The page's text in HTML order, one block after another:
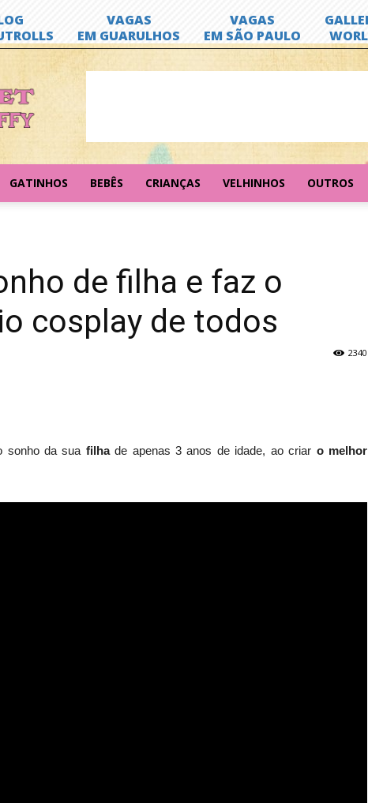
GATINHOS BEBÊS CRIANÇAS VELHINHOS OUTROS
de filha e faz o
cosplay de todos
2340
sonho da sua filhade apenas 3 anos de idade, ao criar o melhor